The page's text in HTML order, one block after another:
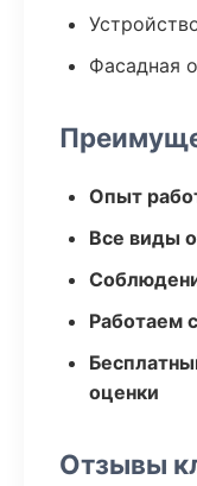
Фасадная
Опыт
Все виды
Работаем
оценки
Отзывы